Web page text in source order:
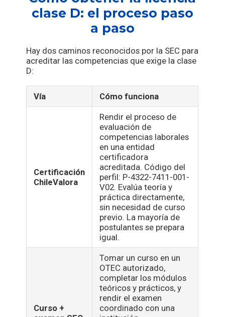
clase D: el proceso paso
a paso
Hay dos caminos reconocidos por la SEC para
acreditar las competencias que exige la clase
D:
Vía Cómo funciona
Certificación
ChileValora
Rendir el proceso de
evaluación de
competencias laborales
en una entidad
certificadora
acreditada. Código del
perfil: P-4322-7411-001-
V02. Evalúa teoría y
práctica directamente,
sin necesidad de curso
previo. La mayoría de
postulantes se prepara
igual.
Curso +
Tomar un curso en un
OTEC autorizado,
completar los módulos
teóricos y prácticos, y
rendir el examen
coordinado con una